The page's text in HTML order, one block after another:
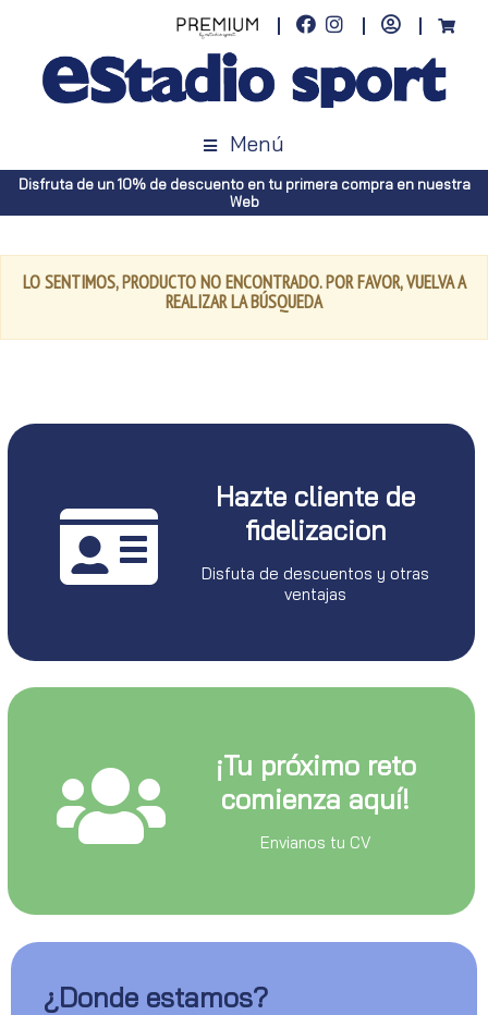
Menú
Disfruta de un 10% de descuento en tu primera compra en nuestra
Web
LO SENTIMOS, PRODUCTO NO ENCONTRADO. POR FAVOR, VUELVA A
REALIZAR LA BÚSQUEDA
Hazte cliente de
fidelizacion
Disfuta de descuentos y otras
ventajas
¡Tu próximo reto
comienza aquí!
Envianos tu CV
¿Donde estamos?